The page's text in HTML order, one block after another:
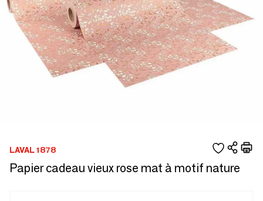
LAVAL 1878
Papier cadeau vieux rose mat à motif nature